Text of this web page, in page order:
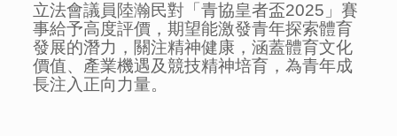
立法會議員陸瀚民對「青協皇者盃2025」賽
事給予高度評價，期望能激發青年探索體育
發展的潛力，關注精神健康，涵蓋體育文化
價值、產業機遇及競技精神培育，為青年成
長注入正向力量。